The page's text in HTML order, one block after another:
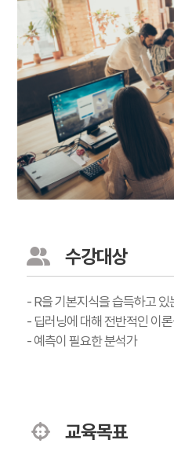
수강대상
- R을 기본지식을 습득하고 있
- 딥러닝에 대해 전반적인 이
- 예측이 필요한 분석가
교육목표